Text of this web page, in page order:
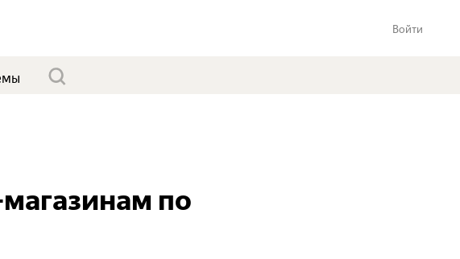
Войти
по